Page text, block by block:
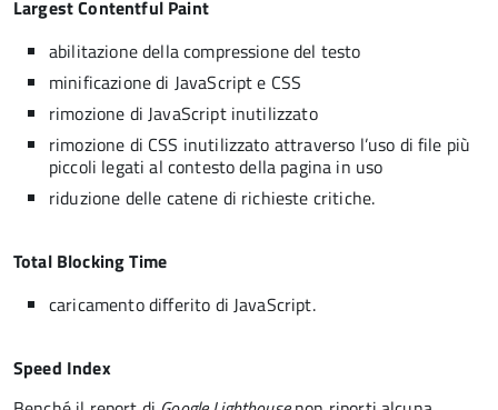
Largest Contentful Paint
abilitazione della compressione del testo
minificazione di JavaScript e CSS
rimozione di JavaScript inutilizzato
rimozione di CSS inutilizzato attraverso l’uso di file più
piccoli legati al contesto della pagina in uso
riduzione delle catene di richieste critiche.
Total Blocking Time
caricamento differito di JavaScript.
Speed Index